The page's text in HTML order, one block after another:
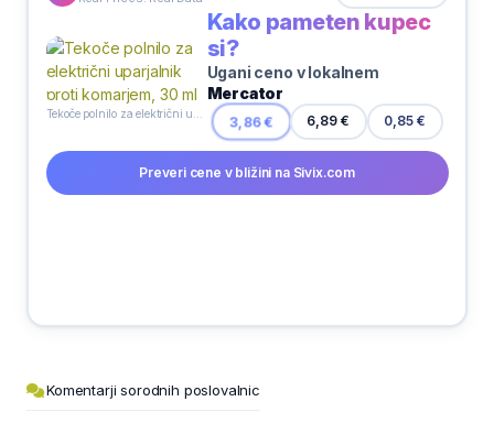
Kako pameten kupec
si?
Ugani ceno v lokalnem
Mercator
3,86 € 6,89 € 0,85 €
Preveri cene v bližini na Sivix.com
Komentarji sorodnih poslovalnic